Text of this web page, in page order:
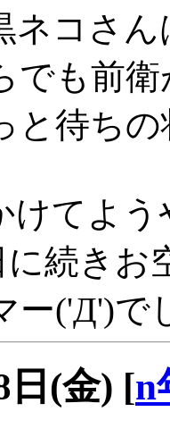
ネコさ
でも前
と待ち
けてよ
に続きお
ー('Д')
日(金) [n